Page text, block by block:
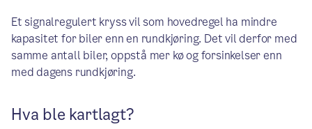
Et signalregulert kryss vil som hovedregel ha mindre
kapasitet for biler enn en rundkjøring. Det vil derfor med
samme antall biler, oppstå mer kø og forsinkelser enn
med dagens rundkjøring.
Hva ble kartlagt?